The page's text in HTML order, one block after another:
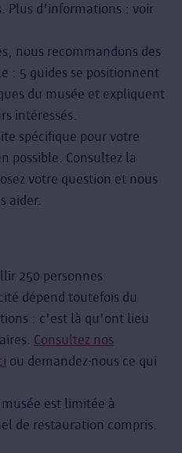
Plus d'informations : voir
nous recommandons des
: 5 guides se positionnent
du musée et expliquent
intéressés.
spécifique pour votre
possible. Consultez la
votre question et nous
aider.
250 personnes
dépend toutefois du
: c'est là qu'ont lieu
Consultez nos
ou demandez-nous ce qui
est limitée à
de restauration compris.